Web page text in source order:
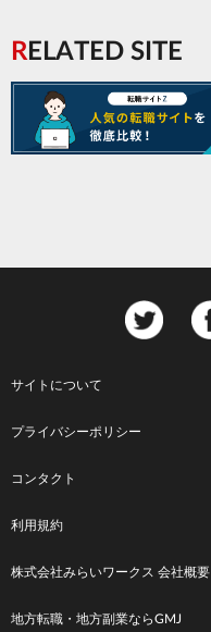
RELATED SITE
サイトについて
プライバシーポリシー
コンタクト
利用規約
株式会社みらいワークス 会社概要
地方転職・地方副業ならGMJ